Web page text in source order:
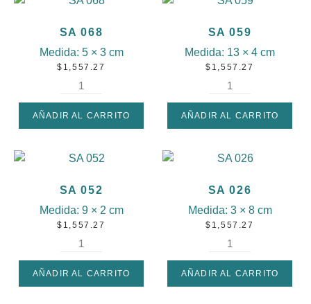
SA 068
Medida: 5 × 3 cm
$ 1,557.27
AÑADIR AL CARRITO
SA 059
Medida: 13 × 4 cm
$ 1,557.27
AÑADIR AL CARRITO
SA 052
Medida: 9 × 2 cm
$ 1,557.27
AÑADIR AL CARRITO
SA 026
Medida: 3 × 8 cm
$ 1,557.27
AÑADIR AL CARRITO